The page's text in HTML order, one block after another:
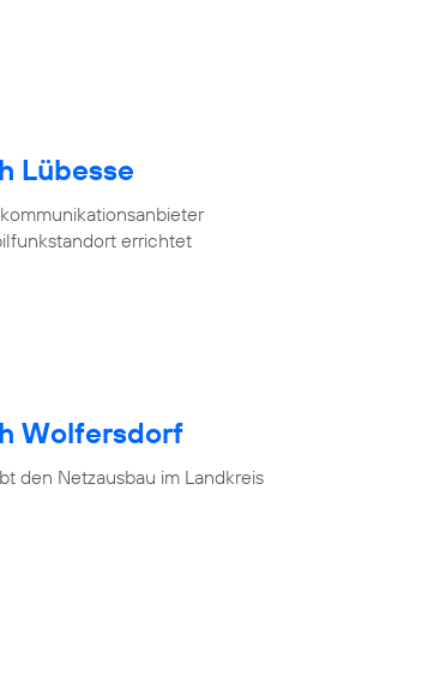
Lübesse
errichtet
Wolfersdorf
den Netzausbau im Landkreis